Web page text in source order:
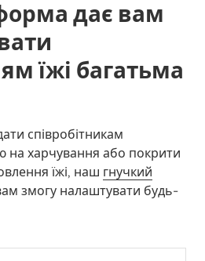
дає вам
їжі багатьма
співробітникам
на харчування або покрити
їжі, наш гнучкий
змогу налаштувати будь-